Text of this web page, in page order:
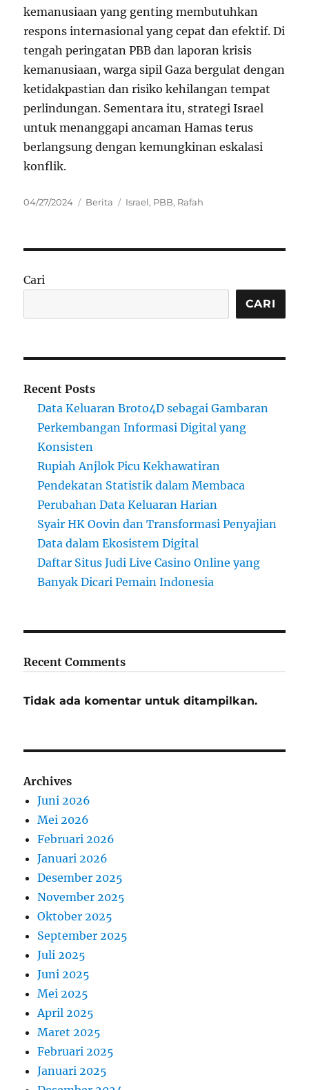
kemanusiaan yang genting membutuhkan
respons internasional yang cepat dan efektif. Di
tengah peringatan PBB dan laporan krisis
kemanusiaan, warga sipil Gaza bergulat dengan
ketidakpastian dan risiko kehilangan tempat
perlindungan. Sementara itu, strategi Israel
untuk menanggapi ancaman Hamas terus
berlangsung dengan kemungkinan eskalasi
konflik.
Posted
04/27/2024 Categories
Berita Tags
Israel, PBB, Rafah
Cari
CARI
Recent Posts
Data Keluaran Broto4D sebagai Gambaran
Perkembangan Informasi Digital yang
Konsisten
Rupiah Anjlok Picu Kekhawatiran
Pendekatan Statistik dalam Membaca
Perubahan Data Keluaran Harian
Syair HK Oovin dan Transformasi Penyajian
Data dalam Ekosistem Digital
Daftar Situs Judi Live Casino Online yang
Banyak Dicari Pemain Indonesia
Recent Comments
Tidak ada komentar untuk ditampilkan.
Archives
Juni 2026
Mei 2026
Februari 2026
Januari 2026
Desember 2025
November 2025
Oktober 2025
September 2025
Juli 2025
Juni 2025
Mei 2025
April 2025
Maret 2025
Februari 2025
Januari 2025